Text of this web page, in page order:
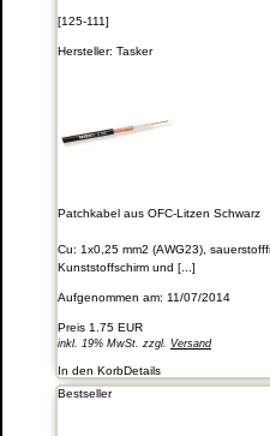
[125-111]
Hersteller: Tasker
Patchkabel aus OFC-Litzen Schwarz
Cu: 1x0,25 mm2 (AWG23),
Kunststoffschirm und [...]
Aufgenommen am: 11/07/2014
Preis 1.75 EUR
inkl. 19% MwSt. zzgl. Versand
In den KorbDetails
Bestseller